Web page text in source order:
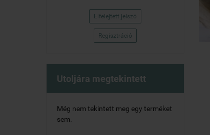
Elfelejtett jelszó
Regisztráció
Utoljára megtekintett
Még nem tekintett meg egy terméket
sem.